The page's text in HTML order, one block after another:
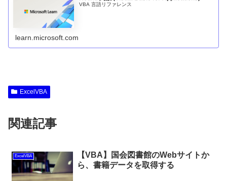
VBA 言語リファレンス
learn.microsoft.com
ExcelVBA
関連記事
ExcelVBA
【VBA】国会図書館のWebサイトか
ら、書籍データを取得する